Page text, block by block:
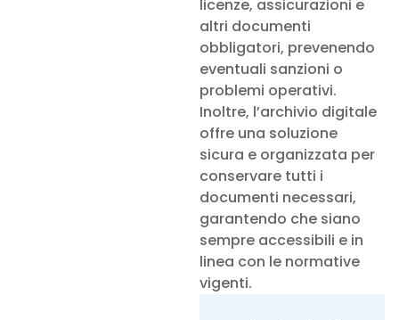
licenze, assicurazioni e
altri documenti
obbligatori, prevenendo
eventuali sanzioni o
problemi operativi.
Inoltre, l’archivio digitale
offre una soluzione
sicura e organizzata per
conservare tutti i
documenti necessari,
garantendo che siano
sempre accessibili e in
linea con le normative
vigenti.